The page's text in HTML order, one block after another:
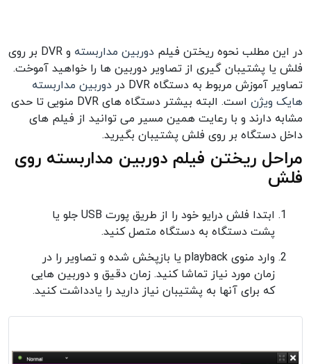
در این مطلب نحوه ریختن فیلم دوربین مداربسته
و DVR بر روی
فلش یا پشتیبان گیری از تصاویر دوربین ها را خواهید آموخت.
تصاویر آموزش مربوط به دستگاه DVR در
دوربین مداربسته
هایک ویژن
است. البته بیشتر دستگاه های DVR منویی تا حدی
مشابه دارند و با رعایت همین مسیر می توانید از فیلم های
داخل دستگاه بر روی فلش پشتیبان بگیرید.
مراحل ریختن فیلم دوربین مداربسته روی
فلش
ابتدا فلش درایو خود را از طریق پورت USB جلو یا
پشت دستگاه به دستگاه متصل کنید.
وارد منوی playback یا بازپخش شده و تصاویر را در
زمان مورد نیاز تماشا کنید. زمان دقیق و دوربین هایی
که برای آنها به پشتیبان نیاز دارید را یادداشت کنید.